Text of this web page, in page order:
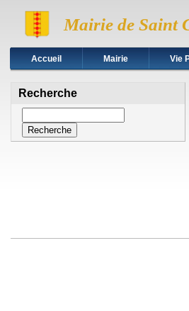
Mairie de Saint
Accueil Mairie Vie
Recherche